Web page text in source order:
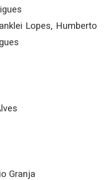
Lopes, Humberto
Granja